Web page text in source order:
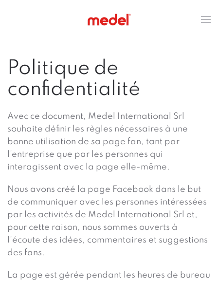
Politique de
confidentialité
Avec ce document, Medel International Srl
souhaite définir les règles nécessaires à une
bonne utilisation de sa page fan, tant par
l'entreprise que par les personnes qui
interagissent avec la page elle-même.
Nous avons créé la page Facebook dans le but
de communiquer avec les personnes intéressées
par les activités de Medel International Srl et,
pour cette raison, nous sommes ouverts à
l'écoute des idées, commentaires et suggestions
des fans.
La page est gérée pendant les heures de bureau